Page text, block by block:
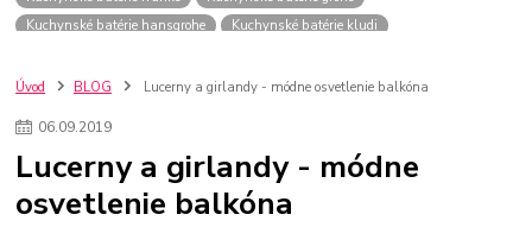
Kuchynské batérie hansgrohe
Kuchynské batérie kludi
kuchynské batérie sagittarius
kuchynské batérie
vodovodné batérie
kuchynské drezy sety
kúpelňové batérie
vodovodné batérie do kúpelne kuchynske
bidetové batérie
vaňové batérie
sprchové batérie
Úvod BLOG Lucerny a girlandy - módne osvetlenie balkóna
06.09.2019
Lucerny a girlandy - módne
osvetlenie balkóna